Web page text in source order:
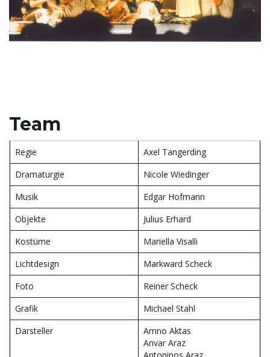
Team
Regie
Axel Tangerding
Dramaturgie
Nicole Wiedinger
Musik
Edgar Hofmann
Objekte
Julius Erhard
Kostüme
Mariella Visalli
Lichtdesign
Markward Scheck
Foto
Reiner Scheck
Grafik
Michael Stahl
Darsteller
Amno Aktas
Anvar Araz